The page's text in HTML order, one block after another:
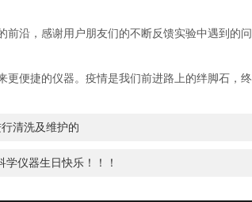
前沿，感谢用户朋友们的不断反馈实验中遇到的
更便捷的仪器。疫情是我们前进路上的绊脚石，
清洗及维护的
仪器生日快乐！！！